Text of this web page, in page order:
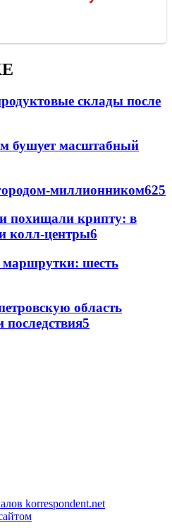
склады после
бушует масштабный
миллионником625
похищали крипту: в
колл-центры6
маршрутки: шесть
область
5
korrespondent.net